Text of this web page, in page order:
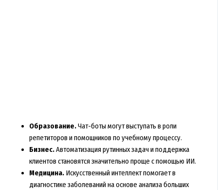
Образование.Чат-боты могут выступать в роли
репетиторов и помощников по учебному процессу.
Бизнес.Автоматизация рутинных задач и поддержка
клиентов становятся значительно проще с помощью ИИ.
Медицина.Искусственный интеллект помогает в
диагностике заболеваний на основе анализа больших